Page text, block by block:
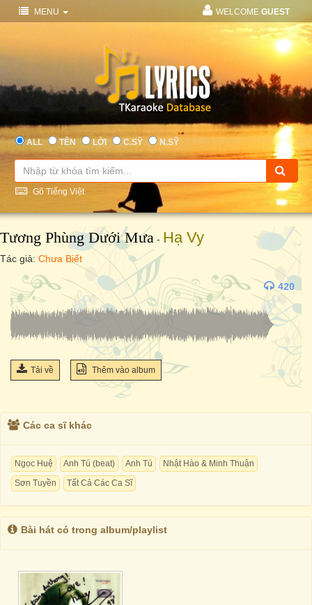
MENU WELCOME GUEST
ALL TÊN LỜI C.SỸ N.SỸ
Gõ Tiếng Việt
Tương Phùng Dưới Mưa - Hạ Vy
Tác giả: Chưa Biết
420
Tải về Thêm vào album
Các ca sĩ khác
Ngọc Huệ Anh Tú (beat) Anh Tú
Nhật Hào & Minh Thuận
Sơn Tuyền
Tất Cả Các Ca Sĩ
Bài hát có trong album/playlist